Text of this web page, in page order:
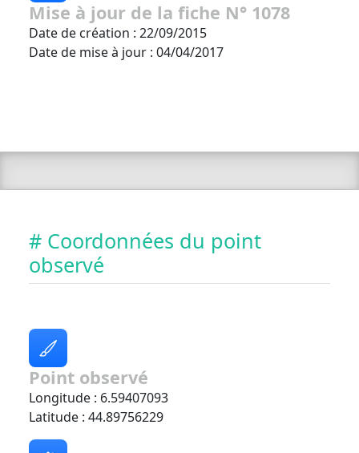
Mise à jour de la fiche N° 1078
Date de création : 22/09/2015
Date de mise à jour : 04/04/2017
# Coordonnées du point
observé
Point observé
Longitude : 6.59407093
Latitude : 44.89756229